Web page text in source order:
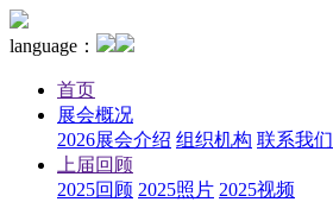
language：
首页
展会概况
2026展会介绍 组织机构 联系我们
上届回顾
2025回顾 2025照片 2025视频